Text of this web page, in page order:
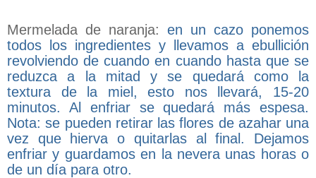
Mermelada de naranja: en un cazo ponemos
todos los ingredientes y llevamos a ebullición
revolviendo de cuando en cuando hasta que se
reduzca a la mitad y se quedará como la
textura de la miel, esto nos llevará, 15-20
minutos. Al enfriar se quedará más espesa.
Nota: se pueden retirar las flores de azahar una
vez que hierva o quitarlas al final. Dejamos
enfriar y guardamos en la nevera unas horas o
de un día para otro.